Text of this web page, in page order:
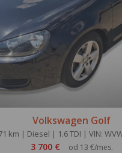
Volkswagen Golf
km | Diesel | 1.6 TDI | VIN:
3 700 € od 13 €/mes.